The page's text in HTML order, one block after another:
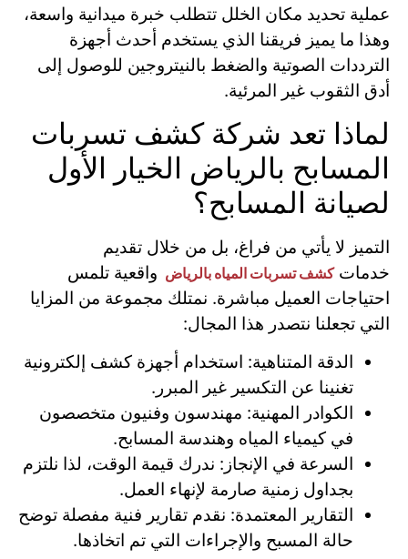
عملية تحديد مكان الخلل تتطلب خبرة ميدانية واسعة،
وهذا ما يميز فريقنا الذي يستخدم أحدث أجهزة
الترددات الصوتية والضغط بالنيتروجين للوصول إلى
أدق الثقوب غير المرئية.
لماذا تعد شركة كشف تسربات
المسابح بالرياض الخيار الأول
لصيانة المسابح؟
التميز لا يأتي من فراغ، بل من خلال تقديم
خدماتكشف تسربات المياه بالرياض واقعية تلمس
احتياجات العميل مباشرة. نمتلك مجموعة من المزايا
التي تجعلنا نتصدر هذا المجال:
الدقة المتناهية: استخدام أجهزة كشف إلكترونية
تغنينا عن التكسير غير المبرر.
الكوادر المهنية: مهندسون وفنيون متخصصون
في كيمياء المياه وهندسة المسابح.
السرعة في الإنجاز: ندرك قيمة الوقت، لذا نلتزم
بجداول زمنية صارمة لإنهاء العمل.
التقارير المعتمدة: نقدم تقارير فنية مفصلة توضح
حالة المسبح والإجراءات التي تم اتخاذها.